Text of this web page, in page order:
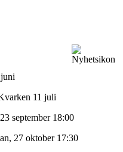
11 juli
september 18:00
27 oktober 17:30